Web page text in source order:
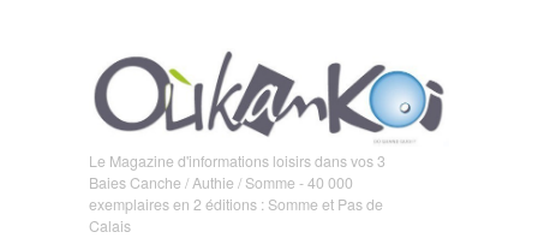
Le Magazine d'informations loisirs dans vos 3
Baies Canche / Authie / Somme - 40 000
exemplaires en 2 éditions : Somme et Pas de
Calais